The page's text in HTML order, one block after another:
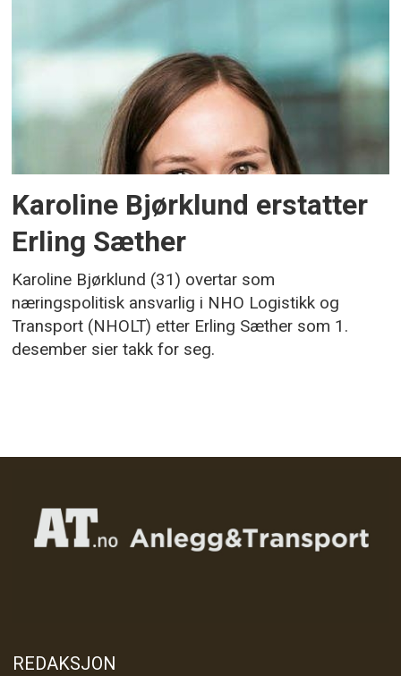
Karoline Bjørklund erstatter
Erling Sæther
Karoline Bjørklund (31) overtar som
næringspolitisk ansvarlig i NHO Logistikk og
Transport (NHOLT) etter Erling Sæther som 1.
desember sier takk for seg.
REDAKSJON